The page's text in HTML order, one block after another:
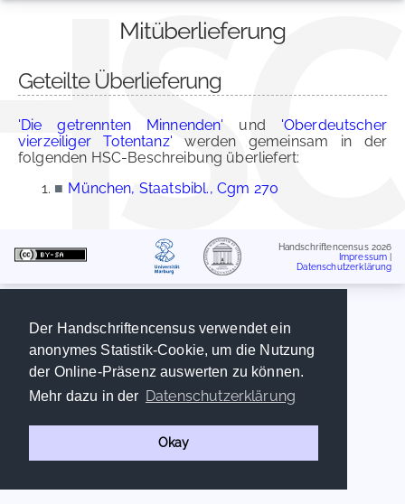
Der Handschriftencensus verwendet ein
anonymes Statistik-Cookie, um die Nutzung
der Online-Präsenz auswerten zu können.
Mehr dazu in der Datenschutzerklärung
Okay
Mitüberlieferung
Geteilte Überlieferung
'Die getrennten Minnenden' und 'Oberdeutscher
vierzeiliger Totentanz' werden gemeinsam in der
folgenden HSC-Beschreibung überliefert:
■ München, Staatsbibl., Cgm 270
Handschriftencensus 2026
Impressum
Datenschutzerklärung